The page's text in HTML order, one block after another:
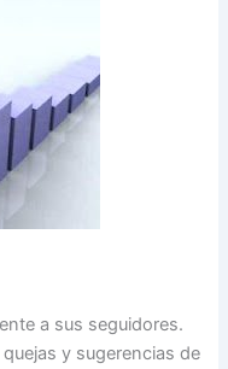
a sus seguidores.
y sugerencias de